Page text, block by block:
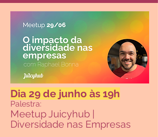
Dia 29 de junho às 19h
Palestra:
Meetup Juicyhub |
Diversidade nas Empresas